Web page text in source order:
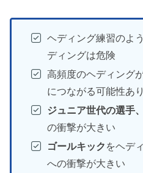
ヘディング練習のよ
ディングは危険
高頻度のヘディング
につながる可能性あり
ジュニア世代の選手
の衝撃が大きい
ゴールキック をヘデ
への衝撃が大きい